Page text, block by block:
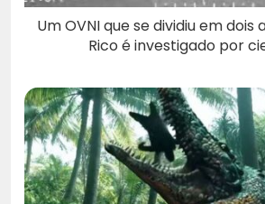
Um OVNI que se dividiu em dois
Rico é investigado por